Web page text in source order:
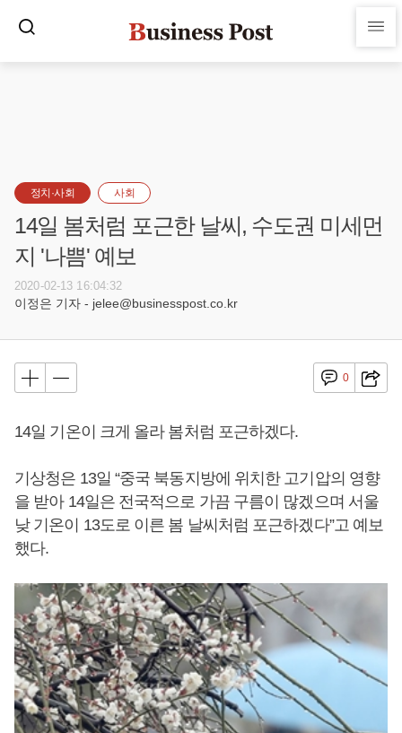
정치·사회 사회
14일 봄처럼 포근한 날씨, 수도권 미세먼
지 '나쁨' 예보
2020-02-13 16:04:32
이정은 기자 - jelee@businesspost.co.kr
0
14일 기온이 크게 올라 봄처럼 포근하겠다.
기상청은 13일 “중국 북동지방에 위치한 고기압의 영향
을 받아 14일은 전국적으로 가끔 구름이 많겠으며 서울
낮 기온이 13도로 이른 봄 날씨처럼 포근하겠다”고 예보
했다.